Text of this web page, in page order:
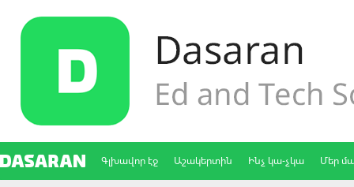
Գլխավոր էջ Աշակերտին Ինչ կա-չկա Մեր